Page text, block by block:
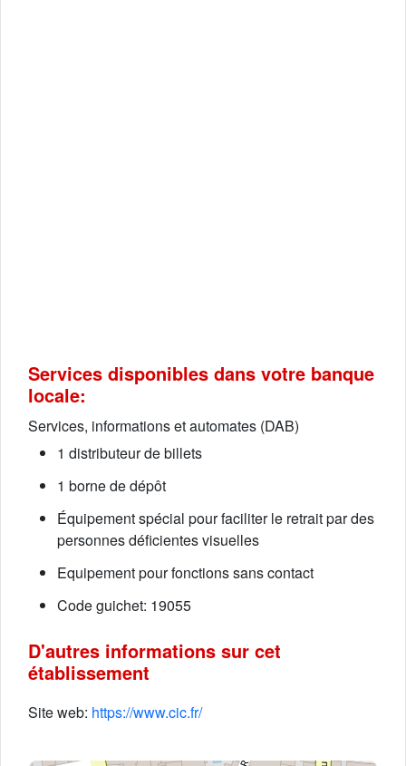
Services disponibles dans votre banque
locale:
Services, informations et automates (DAB)
1 distributeur de billets
1 borne de dépôt
Équipement spécial pour faciliter le retrait par des
personnes déficientes visuelles
Equipement pour fonctions sans contact
Code guichet: 19055
D'autres informations sur cet
établissement
Site web: https://www.cic.fr/